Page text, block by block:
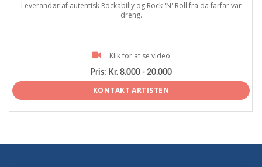
Leverandør af autentisk Rockabilly og Rock 'N' Roll fra da farfar var
dreng.
Klik for at se video
Pris: Kr. 8.000 - 20.000
KONTAKT ARTISTEN